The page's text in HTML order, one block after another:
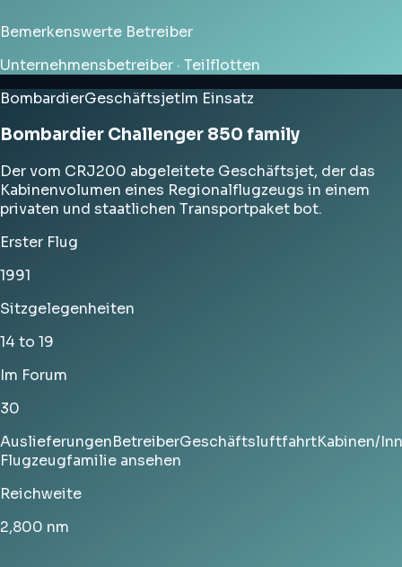
Bemerkenswerte Betreiber
Unternehmensbetreiber · Teilflotten
BombardierGeschäftsjetIm Einsatz
Bombardier Challenger 850 family
Der vom CRJ200 abgeleitete Geschäftsjet, der das
Kabinenvolumen eines Regionalflugzeugs in einem
privaten und staatlichen Transportpaket bot.
Erster Flug
1991
Sitzgelegenheiten
14 to 19
Im Forum
30
AuslieferungenBetreiberGeschäftsluftfahrtKabinen/
Flugzeugfamilie ansehen
Reichweite
2,800 nm